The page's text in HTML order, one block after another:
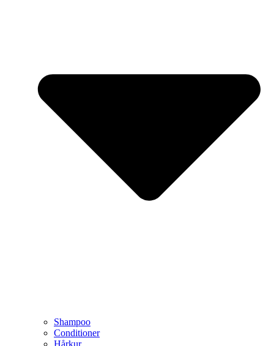
Shampoo
Conditioner
Hårkur